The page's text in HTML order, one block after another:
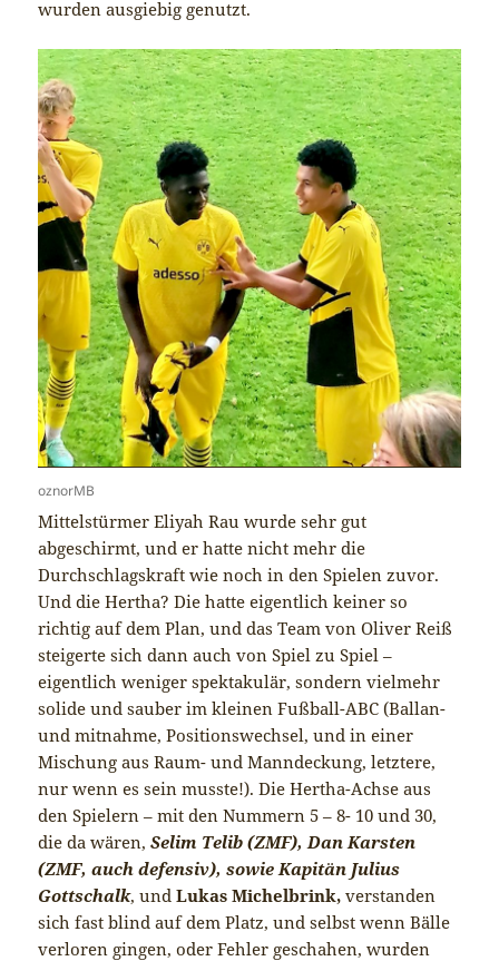
wurden ausgiebig genutzt.
oznorMB
Mittelstürmer Eliyah Rau wurde sehr gut
abgeschirmt, und er hatte nicht mehr die
Durchschlagskraft wie noch in den Spielen zuvor.
Und die Hertha? Die hatte eigentlich keiner so
richtig auf dem Plan, und das Team von Oliver Reiß
steigerte sich dann auch von Spiel zu Spiel –
eigentlich weniger spektakulär, sondern vielmehr
solide und sauber im kleinen Fußball-ABC (Ballan-
und mitnahme, Positionswechsel, und in einer
Mischung aus Raum- und Manndeckung, letztere,
nur wenn es sein musste!). Die Hertha-Achse aus
den Spielern – mit den Nummern 5 – 8- 10 und 30,
die da wären,Selim Telib (ZMF), Dan Karsten
(ZMF, auch defensiv), sowie Kapitän Julius
Gottschalk, undLukas Michelbrink, verstanden
sich fast blind auf dem Platz, und selbst wenn Bälle
verloren gingen, oder Fehler geschahen, wurden